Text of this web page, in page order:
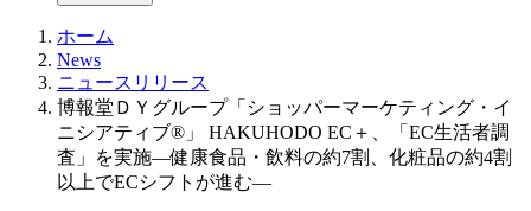
ホーム
News
ニュースリリース
博報堂ＤＹグループ「ショッパーマーケティング・イ
ニシアティブ®」 HAKUHODO EC＋、「EC生活者調
査」を実施―健康食品・飲料の約7割、化粧品の約4割
以上でECシフトが進む―